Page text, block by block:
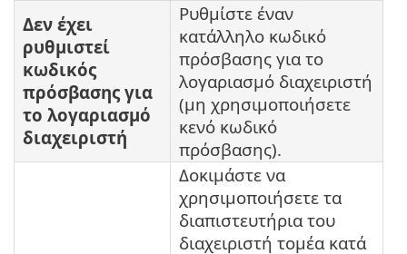
Δεν έχει
ρυθμιστεί
κωδικός
πρόσβασης για
το λογαριασμό
διαχειριστή
Ρυθμίστε έναν
κατάλληλο κωδικό
πρόσβασης για το
λογαριασμό διαχειριστή
(μη χρησιμοποιήσετε
κενό κωδικό
πρόσβασης).
Δοκιμάστε να
χρησιμοποιήσετε τα
διαπιστευτήρια του
διαχειριστή τομέα κατά